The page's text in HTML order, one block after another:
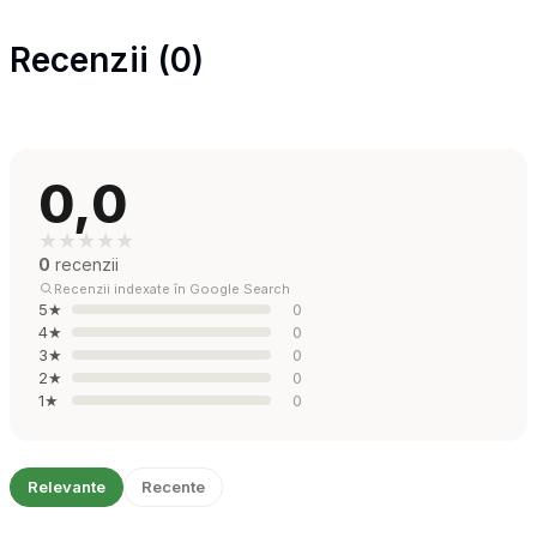
Recenzii (0)
0,0
★★★★★
0 recenzii
Recenzii indexate în Google Search
5★
0
4★
0
3★
0
2★
0
1★
0
Relevante Recente